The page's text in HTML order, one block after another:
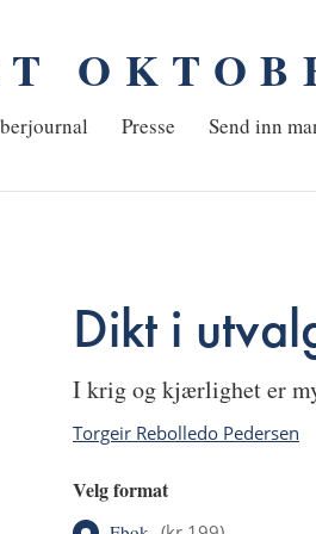
Presse Send inn
Dikt i
i krig og kjærlighet er
Torgeir Rebolledo Pedersen
Velg format